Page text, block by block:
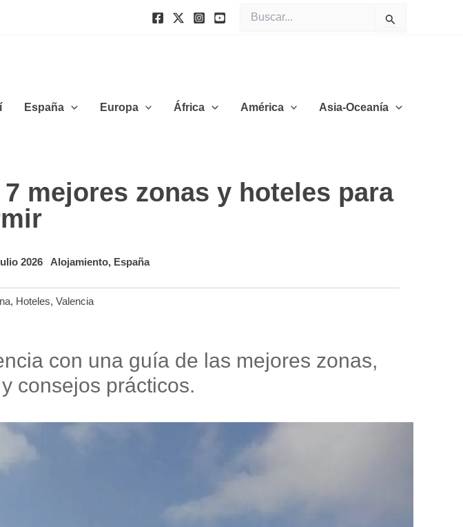
por:
España Europa África América Asia-Oceanía
mejores zonas y hoteles para
2026 Alojamiento, España
, Hoteles, Valencia
con una guía de las mejores zonas,
consejos prácticos.